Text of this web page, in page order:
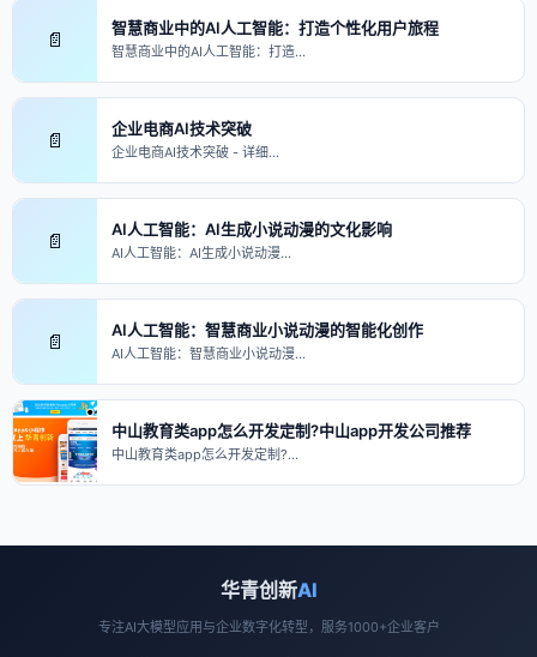
📄 智慧商业中的AI人工智能：打造个性化用户旅程
智慧商业中的AI人工智能：打造…
📄 企业电商AI技术突破
企业电商AI技术突破 - 详细…
📄 AI人工智能：AI生成小说动漫的文化影响
AI人工智能：AI生成小说动漫…
📄 AI人工智能：智慧商业小说动漫的智能化创作
AI人工智能：智慧商业小说动漫…
中山教育类app怎么开发定制?中山app开发公司推荐
中山教育类app怎么开发定制?…
华青创新AI
专注AI大模型应用与企业数字化转型，服务1000+企业客户